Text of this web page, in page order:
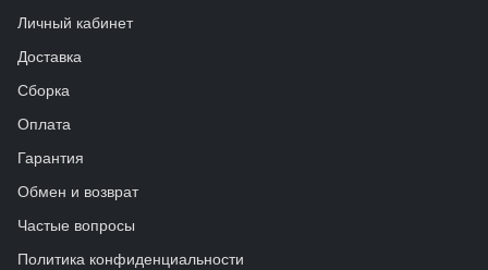
Личный кабинет
Доставка
Сборка
Оплата
Гарантия
Обмен и возврат
Частые вопросы
Политика конфиденциальности